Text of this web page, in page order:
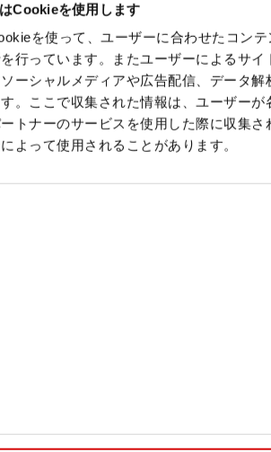
Cookieを使用します
を使って、ユーザーに合わせたコン
行っています。またユーザーによるサ
ーシャルメディアや広告配信、データ
。ここで収集された情報は、ユーザーが
トナーのサービスを使用した際に収集
よって使用されることがあります。
Tubes